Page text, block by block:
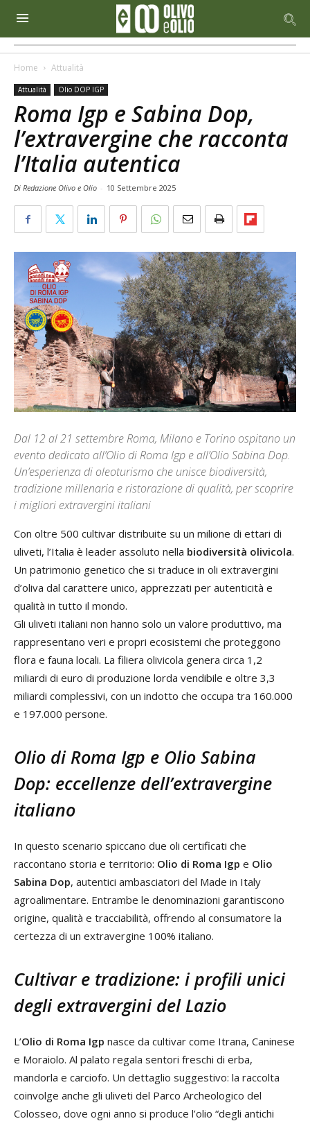
Home Attualità
Attualità Olio DOP IGP
Roma Igp e Sabina Dop,
l’extravergine che racconta
l’Italia autentica
Di Redazione Olivo e Olio - 10 Settembre 2025
Dal 12 al 21 settembre Roma, Milano e Torino ospitano un
evento dedicato all’Olio di Roma Igp e all’Olio Sabina Dop.
Un’esperienza di oleoturismo che unisce biodiversità,
tradizione millenaria e ristorazione di qualità, per scoprire
i migliori extravergini italiani
Con oltre 500 cultivar distribuite su un milione di ettari di
uliveti, l’Italia è leader assoluto nella biodiversità olivicola.
Un patrimonio genetico che si traduce in oli extravergini
d’oliva dal carattere unico, apprezzati per autenticità e
qualità in tutto il mondo.
Gli uliveti italiani non hanno solo un valore produttivo, ma
rappresentano veri e propri ecosistemi che proteggono
flora e fauna locali. La filiera olivicola genera circa 1,2
miliardi di euro di produzione lorda vendibile e oltre 3,3
miliardi complessivi, con un indotto che occupa tra 160.000
e 197.000 persone.
Olio di Roma Igp e Olio Sabina
Dop: eccellenze dell’extravergine
italiano
In questo scenario spiccano due oli certificati che
raccontano storia e territorio: Olio di Roma Igp e Olio
Sabina Dop, autentici ambasciatori del Made in Italy
agroalimentare. Entrambe le denominazioni garantiscono
origine, qualità e tracciabilità, offrendo al consumatore la
certezza di un extravergine 100% italiano.
Cultivar e tradizione: i profili unici
degli extravergini del Lazio
L’Olio di Roma Igp nasce da cultivar come Itrana, Caninese
e Moraiolo. Al palato regala sentori freschi di erba,
mandorla e carciofo. Un dettaglio suggestivo: la raccolta
coinvolge anche gli uliveti del Parco Archeologico del
Colosseo, dove ogni anno si produce l’olio “degli antichi